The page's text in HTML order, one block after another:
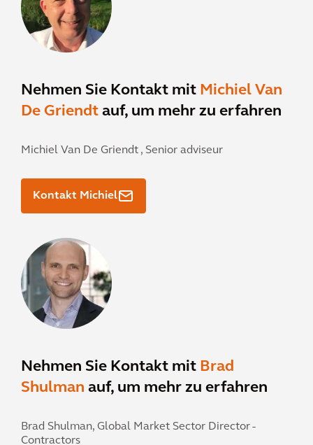
Nehmen Sie Kontakt mit Michiel Van
De Griendt auf, um mehr zu erfahren
Michiel Van De Griendt , Senior adviseur
Kontakt Michiel
Nehmen Sie Kontakt mit Brad
Shulman auf, um mehr zu erfahren
Brad Shulman, Global Market Sector Director -
Contractors